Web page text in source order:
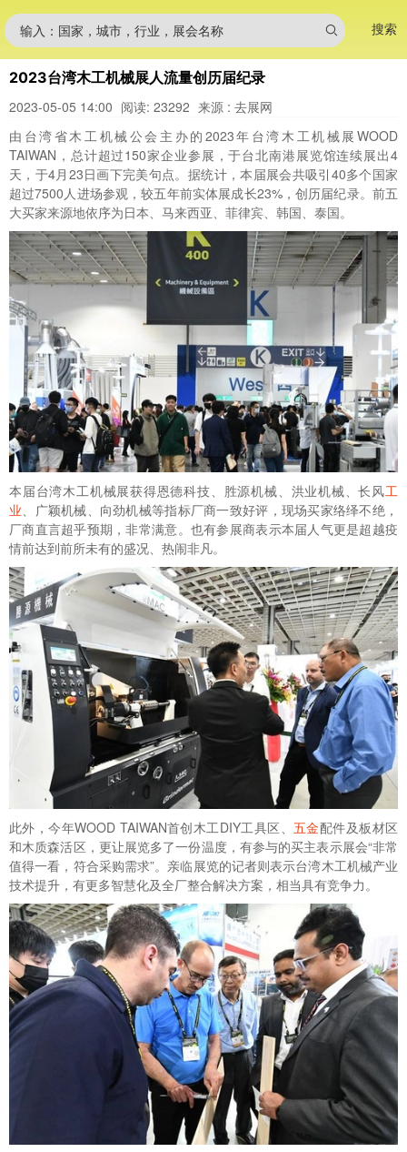
输入：国家，城市，行业，展会名称 搜索
2023台湾木工机械展人流量创历届纪录
2023-05-05 14:00 阅读: 23292 来源 : 去展网
由台湾省木工机械公会主办的2023年台湾木工机械展WOOD
TAIWAN，总计超过150家企业参展，于台北南港展览馆连续展出4
天，于4月23日画下完美句点。据统计，本届展会共吸引40多个国家
超过7500人进场参观，较五年前实体展成长23%，创历届纪录。前五
大买家来源地依序为日本、马来西亚、菲律宾、韩国、泰国。
本届台湾木工机械展获得恩德科技、胜源机械、洪业机械、长风工
业、广颖机械、向劲机械等指标厂商一致好评，现场买家络绎不绝，
厂商直言超乎预期，非常满意。也有参展商表示本届人气更是超越疫
情前达到前所未有的盛况、热闹非凡。
此外，今年WOOD TAIWAN首创木工DIY工具区、 五金配件及板材区
和木质森活区，更让展览多了一份温度，有参与的买主表示展会“非常
值得一看，符合采购需求”。亲临展览的记者则表示台湾木工机械产业
技术提升，有更多智慧化及全厂整合解决方案，相当具有竞争力。